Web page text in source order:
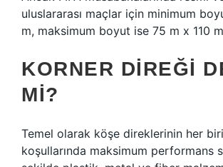
uluslararası maçlar için minimum
m, maksimum boyut ise 75 m x 110
KORNER DIREĞI
MI?
Temel olarak köşe direklerinin her
koşullarında maksimum performans